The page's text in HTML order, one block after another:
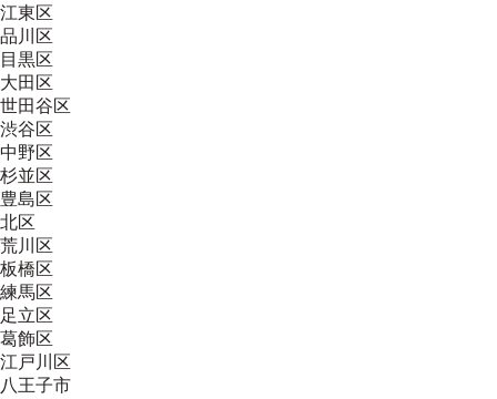
江東区
品川区
目黒区
大田区
世田谷区
渋谷区
中野区
杉並区
豊島区
北区
荒川区
板橋区
練馬区
足立区
葛飾区
江戸川区
八王子市